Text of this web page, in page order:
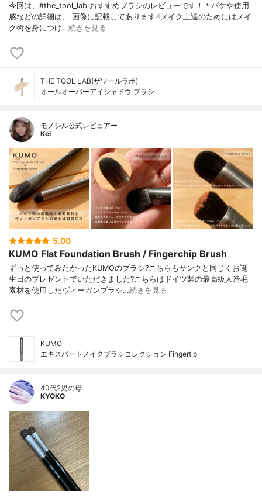
今回は、#the_tool_lab おすすめブラシのレビューです！＊パケや使用
感などの詳細は、 画像に記載してあります☝︎メイク上達のためにはメイ
ク術を身につけ…続きを見る
THE TOOL LAB(ザツールラボ)
オールオーバーアイシャドウ ブラシ
モノシル公式レビュアー
Kei
5.00
KUMO Flat Foundation Brush / Fingerchip Brush
ずっと使ってみたかったKUMOのブラシ?こちらもサンクと同じくお誕
生日のプレゼントでいただきました?こちらはドイツ製の最高級人造毛
素材を使用したヴィーガンブラシ…続きを見る
KUMO
エキスパートメイクブラシコレクション Fingertip
40代2児の母
KYOKO